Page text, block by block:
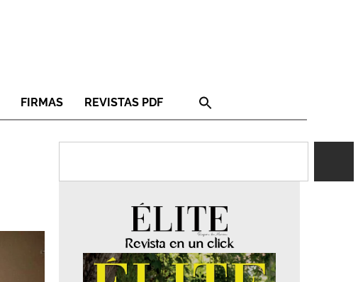
FIRMAS REVISTAS PDF
Revista en un click